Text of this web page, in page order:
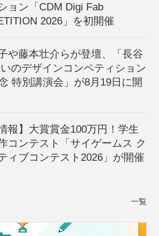
ョン「CDM Digi Fab
2026」を初開催
や藤本壮介らが登壇、「長谷
のデザインコンペティション
特別講演会」が8月19日に開
報】大賞賞金100万円！学生
コンテスト「サイゲームス ク
ィブコンテスト2026」が開催
一覧